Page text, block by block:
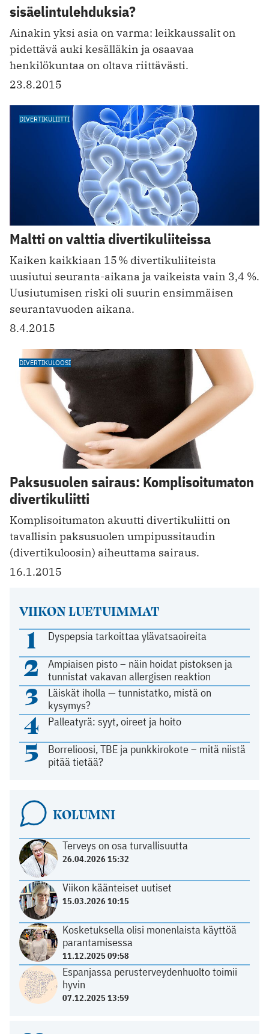
sisäelintulehduksia?
Ainakin yksi asia on varma: leikkaussalit on
pidettävä auki kesälläkin ja osaavaa
henkilökuntaa on oltava riittävästi.
23.8.2015
DIVERTIKULIITTI
Maltti on valttia divertikuliiteissa
Kaiken kaikkiaan 15 % divertikuliiteista
uusiutui seuranta-aikana ja vaikeista vain 3,4 %.
Uusiutumisen riski oli suurin ensimmäisen
seurantavuoden aikana.
8.4.2015
DIVERTIKULOOSI
Paksusuolen sairaus: Komplisoitumaton
divertikuliitti
Komplisoitumaton akuutti divertikuliitti on
tavallisin paksusuolen umpipussitaudin
(divertikuloosin) aiheuttama sairaus.
16.1.2015
VIIKON LUETUIMMAT
1 Dyspepsia tarkoittaa ylävatsaoireita
2
Ampiaisen pisto – näin hoidat pistoksen ja
tunnistat vakavan allergisen reaktion
3
Läiskät iholla — tunnistatko, mistä on
kysymys?
4 Palleatyrä: syyt, oireet ja hoito
5
Borrelioosi, TBE ja punkkirokote – mitä niistä
pitää tietää?
KOLUMNI
Terveys on osa turvallisuutta
26.04.2026 15:32
Viikon käänteiset uutiset
15.03.2026 10:15
Kosketuksella olisi monenlaista käyttöä
parantamisessa
11.12.2025 09:58
Espanjassa perusterveydenhuolto toimii
hyvin
07.12.2025 13:59